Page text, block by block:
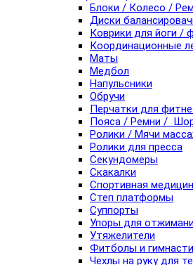
Блоки / Колесо /
Диски
Коврики для йоги /
Координационные
Маты
Медбол
Напульсники
Обручи
Перчатки для
Пояса / Ремни /
Ролики / Мячи
Ролики для пресса
Секундомеры
Скакалки
Спортивная
Степ платформы
Суппорты
Упоры для
Утяжелители
Фитболы и
Чехлы на руку для